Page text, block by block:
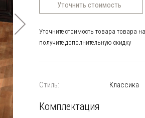
Уточнить стоимость
Уточните стоимость товара товара
получите дополнительную скидку
Стиль: Классика
Комплектация